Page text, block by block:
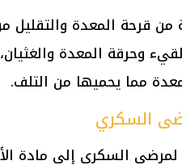
من قرحة المعدة والتقليل
وحرقة المعدة
مما يحميها من التلف.
السكري
لمرضى السكري إلى مادة